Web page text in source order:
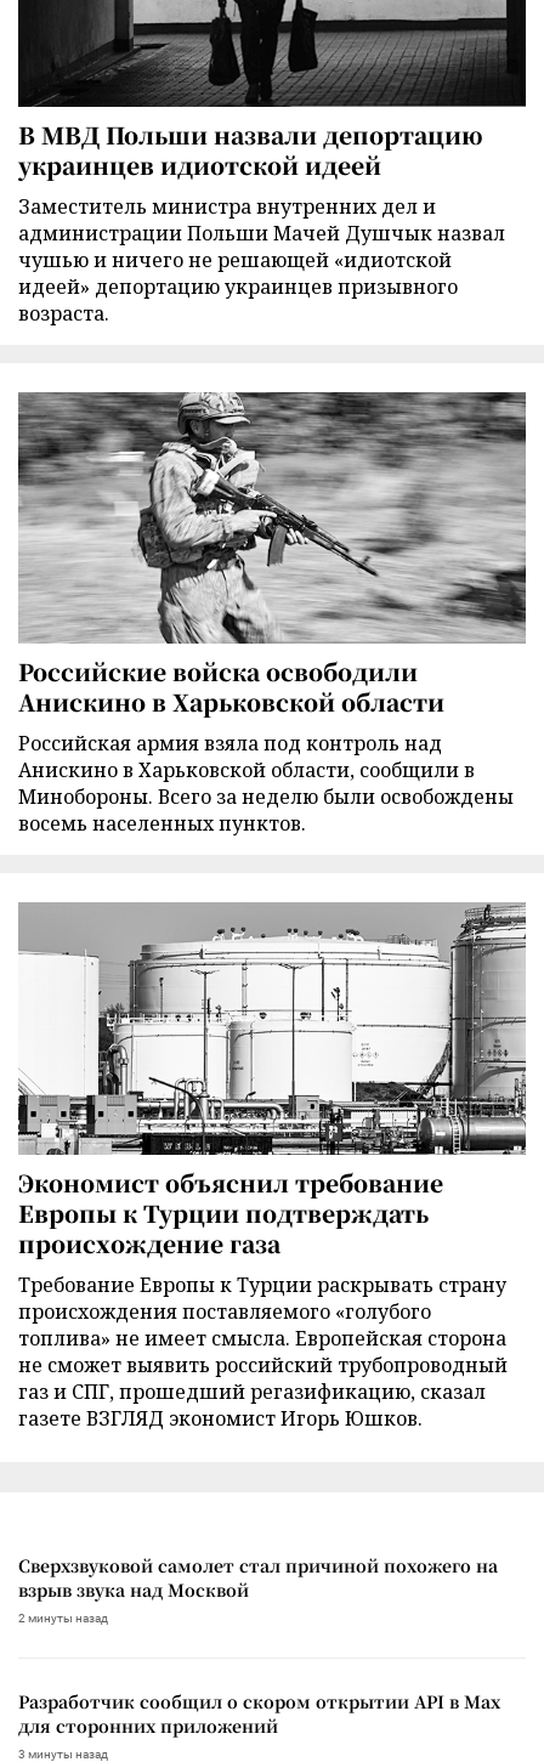
В МВД Польши назвали депортацию
украинцев идиотской идеей
Заместитель министра внутренних дел и
администрации Польши Мачей Душчык назвал
чушью и ничего не решающей «идиотской
идеей» депортацию украинцев призывного
возраста.
Российские войска освободили
Анискино в Харьковской области
Российская армия взяла под контроль над
Анискино в Харьковской области, сообщили в
Минобороны. Всего за неделю были освобождены
восемь населенных пунктов.
Экономист объяснил требование
Европы к Турции подтверждать
происхождение газа
Требование Европы к Турции раскрывать страну
происхождения поставляемого «голубого
топлива» не имеет смысла. Европейская сторона
не сможет выявить российский трубопроводный
газ и СПГ, прошедший регазификацию, сказал
газете ВЗГЛЯД экономист Игорь Юшков.
Сверхзвуковой самолет стал причиной похожего на
взрыв звука над Москвой
2 минуты назад
Разработчик сообщил о скором открытии API в Max
для сторонних приложений
3 минуты назад